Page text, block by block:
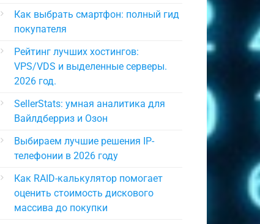
Как выбрать смартфон: полный гид
покупателя
Рейтинг лучших хостингов:
VPS/VDS и выделенные серверы.
2026 год.
SellerStats: умная аналитика для
Вайлдберриз и Озон
Выбираем лучшие решения IP-
телефонии в 2026 году
Как RAID-калькулятор помогает
оценить стоимость дискового
массива до покупки